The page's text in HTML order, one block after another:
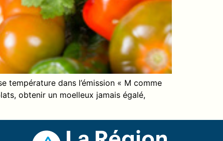
température dans l’émission « M comme
obtenir un moelleux jamais égalé,